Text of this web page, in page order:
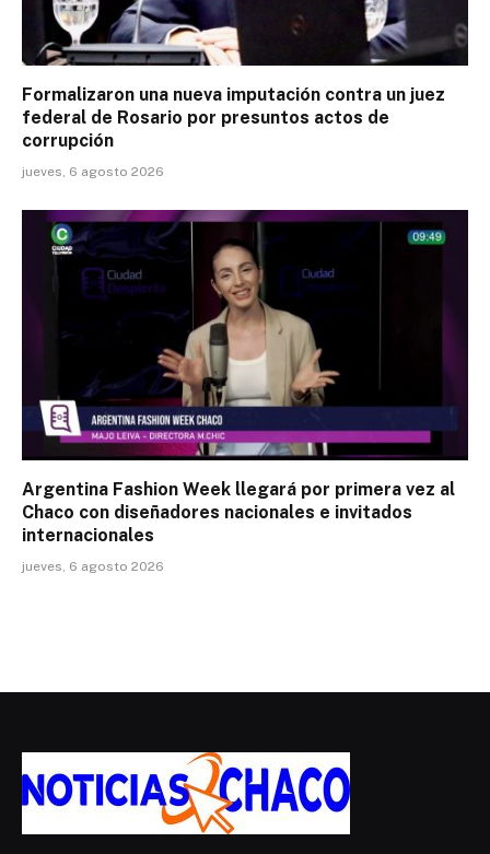
Formalizaron una nueva imputación contra un juez
federal de Rosario por presuntos actos de
corrupción
jueves, 6 agosto 2026
Argentina Fashion Week llegará por primera vez al
Chaco con diseñadores nacionales e invitados
internacionales
jueves, 6 agosto 2026